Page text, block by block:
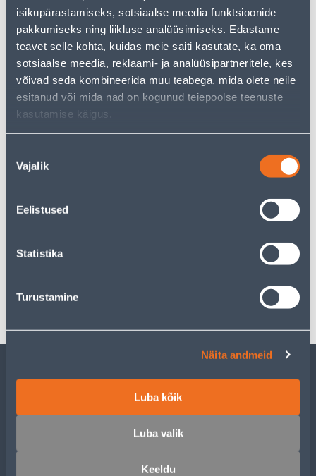
isikupärastamiseks, sotsiaalse meedia funktsioonide
pakkumiseks ning liikluse analüüsimiseks. Edastame
teavet selle kohta, kuidas meie saiti kasutate, ka oma
sotsiaalse meedia, reklaami- ja analüüsipartneritele, kes
võivad seda kombineerida muu teabega, mida olete neile
esitanud või mida nad on kogunud teiepoolse teenuste
kasutamise käigus.
valik
Vajalik
Eelistused
Statistika
Turustamine
Näita andmeid
Luba kõik
Luba valik
Keeldu
Teie ostlemisrõõm ei pea aga siin lõppema - oma
uurimistööd saate jätkata, naastesavalehelevõi
kasutades meie võimsat otsingufunktsiooni, et leida
veelgi meelepärasemad valikuid. Head ostlemist!
• 14-päevane tagastusõigus.
• HANKIJA LAOST TELLITAV TOODE
Spetsifikatsioon
Transport